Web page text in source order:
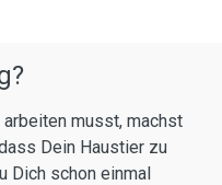
musst, machst
Dein Haustier zu
Dich schon einmal